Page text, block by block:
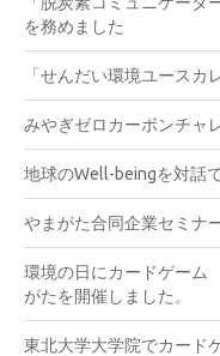
を務めました
「せんだい環境ユースカ
みやぎゼロカーボンチャ
地球のWell-beingを対話
やまがた合同企業セミナ
環境の日にカードゲーム
がたを開催しました。
東北大学大学院でカード